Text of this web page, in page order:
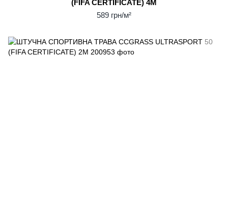
(FIFA CERTIFICATE) 4М
589 грн/м²